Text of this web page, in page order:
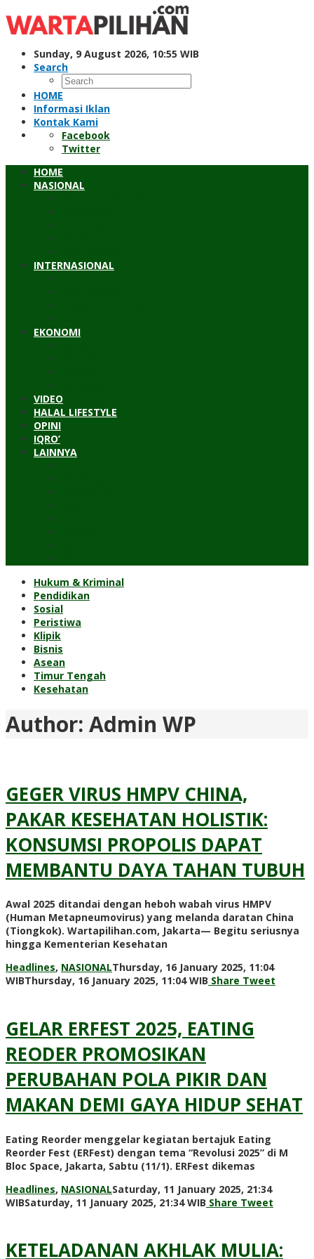
to
content
Sunday, 9 August 2026, 10:55 WIB
Search
HOME
Informasi Iklan
Kontak Kami
Facebook
Twitter
HOME
NASIONAL
INTERNASIONAL
EKONOMI
VIDEO
HALAL LIFESTYLE
OPINI
IQRO’
LAINNYA
Hukum & Kriminal
Pendidikan
Sosial
Peristiwa
Klipik
Bisnis
Asean
Timur Tengah
Kesehatan
Author: Admin WP
GEGER VIRUS HMPV CHINA,
PAKAR KESEHATAN HOLISTIK:
KONSUMSI PROPOLIS DAPAT
MEMBANTU DAYA TAHAN TUBUH
Awal 2025 ditandai dengan heboh wabah virus HMPV
(Human Metapneumovirus) yang melanda daratan China
(Tiongkok). Wartapilihan.com, Jakarta— Begitu seriusnya
hingga Kementerian Kesehatan
Headlines, NASIONALThursday, 16 January 2025, 11:04
WIBThursday, 16 January 2025, 11:04 WIB by
Share Tweet
GELAR ERFEST 2025, EATING
REODER PROMOSIKAN
PERUBAHAN POLA PIKIR DAN
MAKAN DEMI GAYA HIDUP SEHAT
Eating Reorder menggelar kegiatan bertajuk Eating
Reorder Fest (ERFest) dengan tema “Revolusi 2025” di M
Bloc Space, Jakarta, Sabtu (11/1). ERFest dikemas
Headlines, NASIONALSaturday, 11 January 2025, 21:34
WIBSaturday, 11 January 2025, 21:34 WIB by
Share Tweet
KETELADANAN AKHLAK MULIA: